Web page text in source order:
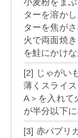
小麦粉をま
ターを溶か
ターを焦が
火で両面焼
を鮭にかけな
[2] じゃがい
薄くスライ
A＞を入れて
が半分以下
[3] 赤パプリ